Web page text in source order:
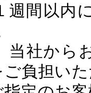
週間以
当社か
負担い